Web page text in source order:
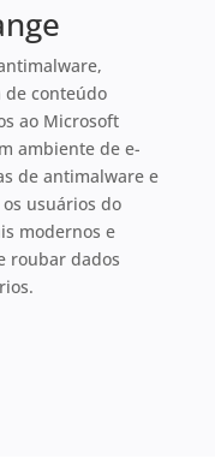
conteúdo
ao Microsoft
ambiente de e-
de antimalware e
usuários do
modernos e
roubar dados